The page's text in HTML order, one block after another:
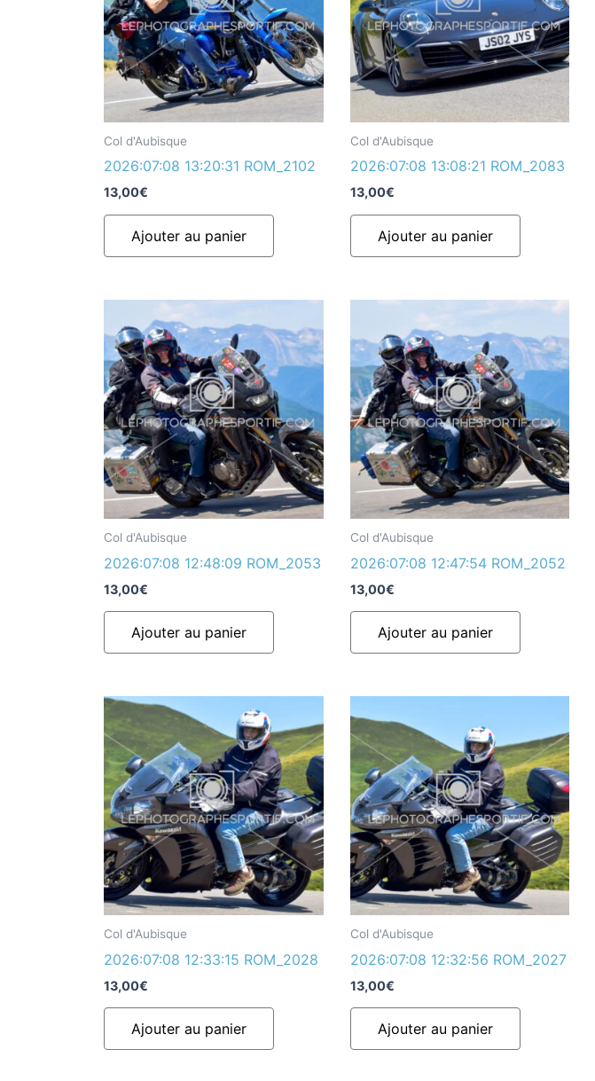
Col d'Aubisque
2026:07:08 13:20:31 ROM_2102
13,00€
Ajouter au panier
Col d'Aubisque
2026:07:08 13:08:21 ROM_2083
13,00€
Ajouter au panier
Col d'Aubisque
2026:07:08 12:48:09 ROM_2053
13,00€
Ajouter au panier
Col d'Aubisque
2026:07:08 12:47:54 ROM_2052
13,00€
Ajouter au panier
Col d'Aubisque
2026:07:08 12:33:15 ROM_2028
13,00€
Ajouter au panier
Col d'Aubisque
2026:07:08 12:32:56 ROM_2027
13,00€
Ajouter au panier